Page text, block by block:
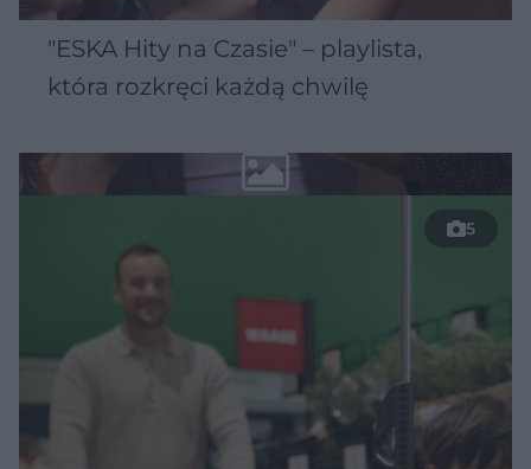
"ESKA Hity na Czasie" – playlista,
która rozkręci każdą chwilę
5